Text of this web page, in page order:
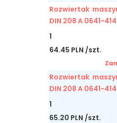
Rozwiertak
DIN 208 A 0641-
1
64.45 PLN /szt.
Rozwiertak
DIN 208 A 0641-
1
65.20 PLN /szt.